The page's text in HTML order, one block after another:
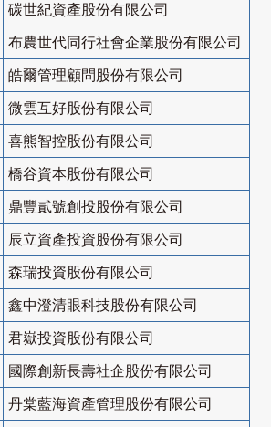
碳世紀資產股份有限公司
布農世代同行社會企業股份有限公司
皓爾管理顧問股份有限公司
微雲互好股份有限公司
喜熊智控股份有限公司
橋谷資本股份有限公司
鼎豐貳號創投股份有限公司
辰立資產投資股份有限公司
森瑞投資股份有限公司
鑫中澄清眼科技股份有限公司
君嶽投資股份有限公司
國際創新長壽社企股份有限公司
丹棠藍海資產管理股份有限公司